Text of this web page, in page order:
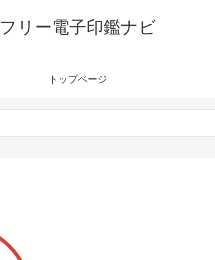
フリー電子印鑑ナビ
トップページ